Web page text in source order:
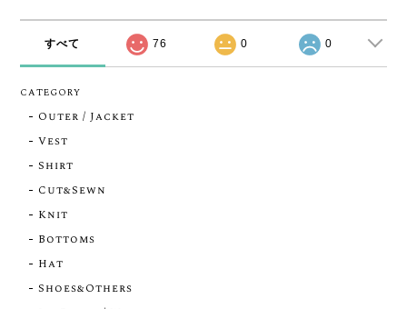
すべて 76 0 0
CATEGORY
Outer / Jacket
Vest
Shirt
Cut&Sewn
Knit
Bottoms
Hat
Shoes&Others